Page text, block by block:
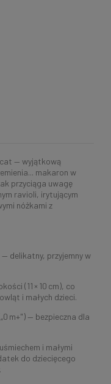
— wyjątkową
makaron w
przyciąga uwagę
ravioli, irytującym
nóżkami z
delikatny, przyjemny w
(11 × 10 cm), co
i małych dzieci.
m+") — bezpieczna dla
i małymi
do dziecięcego